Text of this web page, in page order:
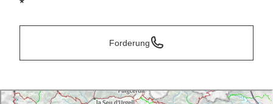
*
Forderung